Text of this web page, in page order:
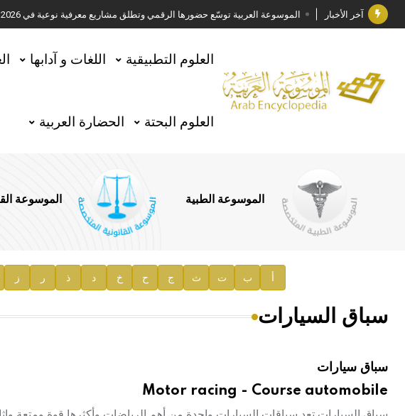
آخر الأخبار الموسوعة العربية توسّع حضورها الرقمي وتطلق مشاريع معرفية نوعية في 2026
جائزة مجمع الملك سلمان العالمي للغة العربية 2025
الأستاذ إياد خالد الطباع مدير عام لهيئة الموسوعة العربية
السيد محمد ياسين صالح وزيرا للثقافة
توصيات مجلس الإدارة
صدور المجلد السابع من موسوعة الآثار في سورية
إعلان..
هيئة الموسوعة العربية تطلق موسوعات جديدة في عام 2026
العلوم التطبيقية اللغات و آدابها
العلوم البحتة الحضارة العربية
الموسوعة الطبية الموسوعة
أ ب ت ث ج ح خ د ذ ر ز
سباق السيارات
سباق سيارات
Motor racing - Course automobile